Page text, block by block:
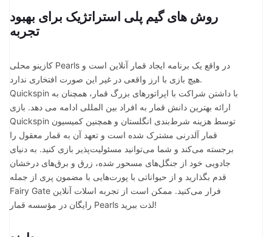
روش های گیم پلی استراتژیک برای بهبود
تجربه
کازینو محلی Pearls در واقع یک برنامه ایجاد قمار آنلاین است و
هیچ بازی با ارز واقعی در غیر این صورت افتخاری ندارد.
Quickspin با داشتن شراکت با اپراتورهای بزرگ قمار، همچنان به
ارائه بهترین دانش قمار به افراد بین المللی ادامه می دهد. بازی
Quickspin توسط هزینه شرط‌بندی انگلستان و همچنین کمیسیون
قمار آلدرنی مشترک شده است و تعهد آن به قمار معقول را
برجسته می‌کند و شما می‌توانید مسئولیت‌پذیر بازی کنید. به دنیای
جادویی خود از جنگل‌های مسحور شده، زرق و برق‌های درخشان
قدم بگذارید و از حیواناتی با پورت‌هایی با مضمون پری از جمله
Fairy Gate فرار می‌کنید. ممکن است از تجربه اسلات آنلاین
رایگان در مؤسسه قمار Pearls لذت ببرید!